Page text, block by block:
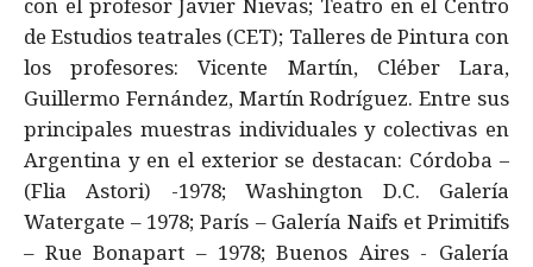
de Estudios teatrales (CET); Talleres de Pintura con
los profesores: Vicente Martín, Cléber Lara,
Guillermo Fernández, Martín Rodríguez. Entre sus
principales muestras individuales y colectivas en
Argentina y en el exterior se destacan: Córdoba –
(Flia Astori) -1978; Washington D.C. Galería
Watergate – 1978; París – Galería Naifs et Primitifs
– Rue Bonapart – 1978; Buenos Aires - Galería